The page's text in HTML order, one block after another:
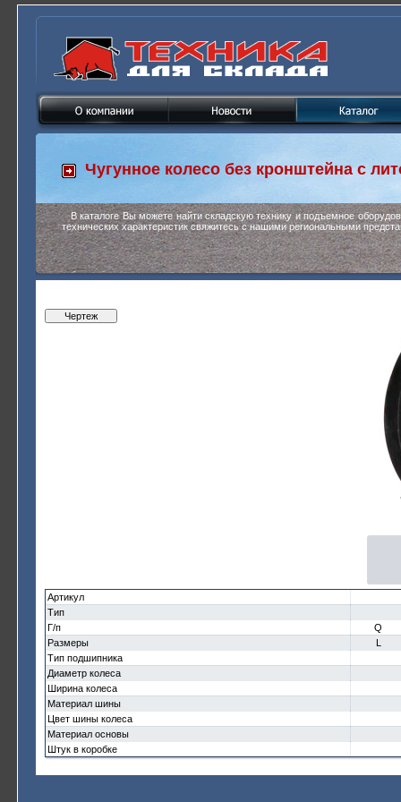
Чугунное колесо без кронштейна с
В каталоге Вы можете найти складскую технику и подъемное
технических характеристик свяжитесь с нашими региональными
Чертеж
Артикул
Тип
Г/п
Q
Размеры
L
Тип подшипника
Диаметр колеса
Ширина колеса
Материал шины
Цвет шины колеса
Материал основы
Штук в коробке